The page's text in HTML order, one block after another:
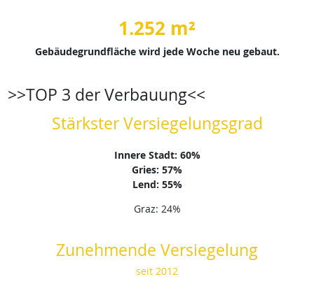
1.252 m²
Gebäudegrundfläche wird jede Woche neu gebaut.
>>TOP 3 der Verbauung<<
Stärkster Versiegelungsgrad
Innere Stadt: 60%
Gries: 57%
Lend: 55%
Graz: 24%
Zunehmende Versiegelung
seit 2012